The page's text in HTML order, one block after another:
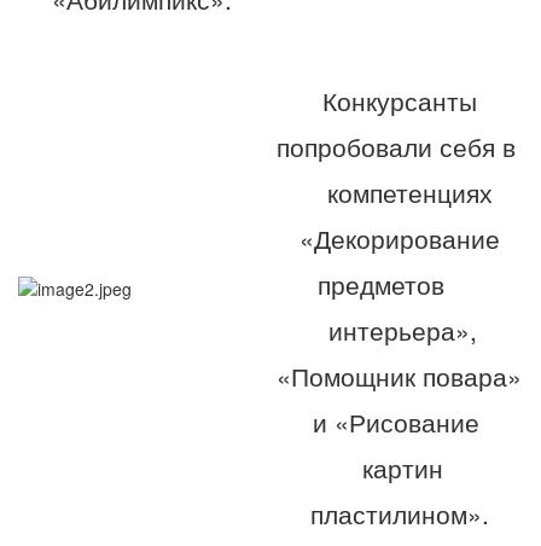
Конкурсанты
попробовали себя в
компетенциях
«Декорирование
предметов
интерьера»,
«Помощник повара»
и «Рисование
картин
пластилином».